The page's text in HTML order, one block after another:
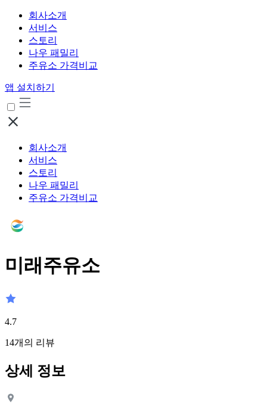
회사소개
서비스
스토리
나우 패밀리
주유소 가격비교
앱 설치하기
회사소개
서비스
스토리
나우 패밀리
주유소 가격비교
미래주유소
4.7
14개의 리뷰
상세 정보